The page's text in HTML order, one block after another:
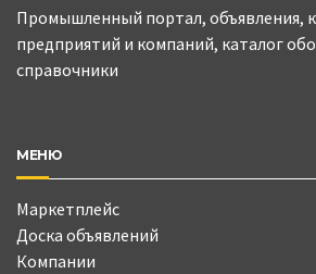
Промышленный портал, объявления,
предприятий и компаний, каталог
справочники
МЕНЮ
Маркетплейс
Доска объявлений
Компании